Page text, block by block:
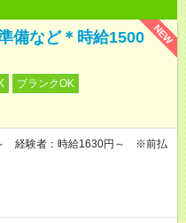
NEW
備など＊時給1500
ブランクOK
経験者：時給1630円～ ※前払